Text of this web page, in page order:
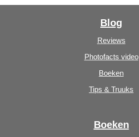
Blog
Reviews
Photofacts video
Boeken
Tips & Truuks
Boeken